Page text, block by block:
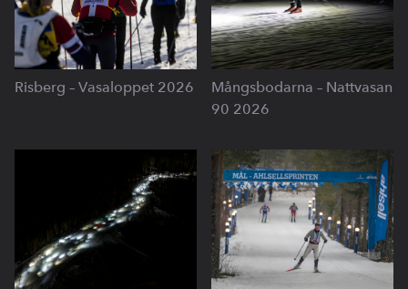
Risberg – Vasaloppet 2026
Mångsbodarna – Nattvasan
90 2026